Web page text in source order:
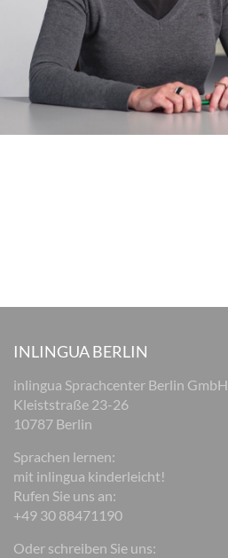
INLINGUA BERLIN
inlingua Sprachcenter Berlin GmbH
Kleiststraße 23-26
10787 Berlin
Sprachen lernen:
mit inlingua kinderleicht!
Rufen Sie uns an:
+49 30 88471190
Oder schreiben Sie uns: